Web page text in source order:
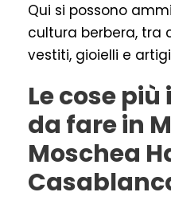
Qui si possono
cultura berbera, tra
vestiti, gioielli e
Le cose
da fare in
Moschea